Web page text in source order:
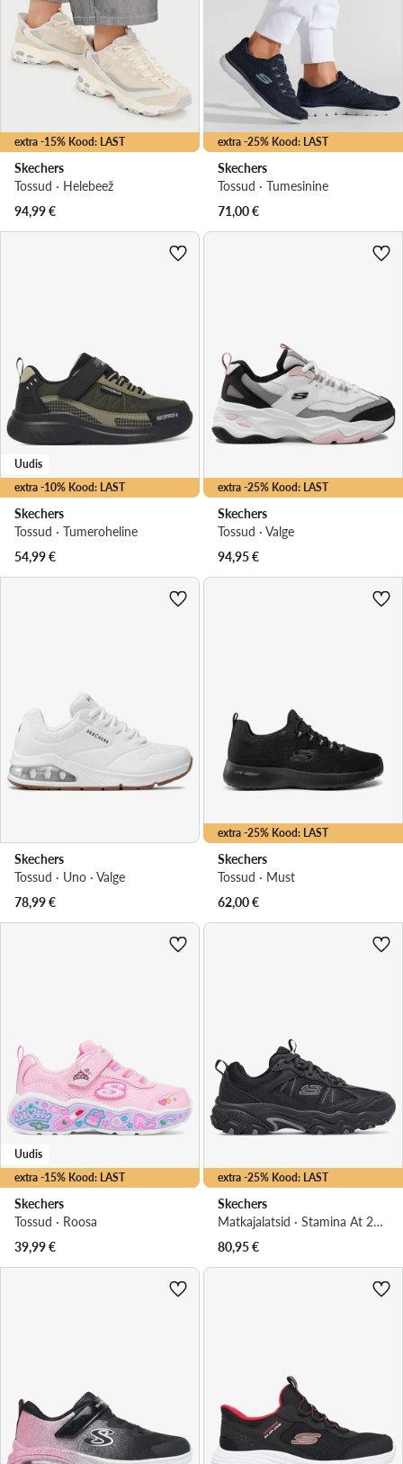
extra -15% Kood: LAST
Skechers
Tossud · Helebeež
94,99€
extra -25% Kood: LAST
Skechers
Tossud · Tumesinine
71,00€
extra -10% Kood: LAST
Uudis
Skechers
Tossud · Tumeroheline
54,99€
extra -25% Kood: LAST
Skechers
Tossud · Valge
94,95€
Skechers
Tossud · Uno · Valge
78,99€
extra -25% Kood: LAST
Skechers
Tossud · Must
62,00€
extra -15% Kood: LAST
Uudis
Skechers
Tossud · Roosa
39,99€
extra -25% Kood: LAST
Skechers
Matkajalatsid · Stamina At 237527 · Must
80,95€